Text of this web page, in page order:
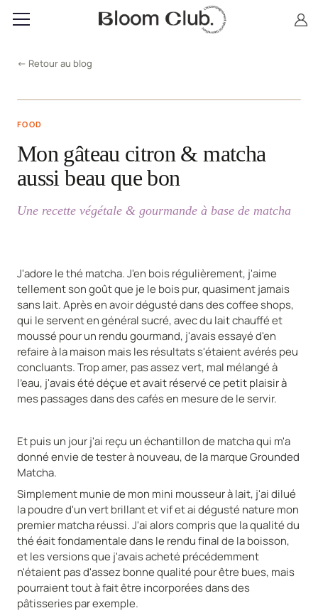
← Retour au blog
FOOD
Mon gâteau citron & matcha
aussi beau que bon
Une recette végétale & gourmande à base de matcha
J'adore le thé matcha. J'en bois régulièrement, j'aime
tellement son goût que je le bois pur, quasiment jamais
sans lait. Après en avoir dégusté dans des coffee shops,
qui le servent en général sucré, avec du lait chauffé et
moussé pour un rendu gourmand, j'avais essayé d'en
refaire à la maison mais les résultats s'étaient avérés peu
concluants. Trop amer, pas assez vert, mal mélangé à
l'eau, j'avais été déçue et avait réservé ce petit plaisir à
mes passages dans des cafés en mesure de le servir.
Et puis un jour j'ai reçu un échantillon de matcha qui m'a
donné envie de tester à nouveau, de la marqueGrounded
Matcha.
Simplement munie de mon mini mousseur à lait, j'ai dilué
la poudre d'un vert brillant et vif et ai dégusté nature mon
premier matcha réussi. J'ai alors compris que la qualité du
thé éait fondamentale dans le rendu final de la boisson,
et les versions que j'avais acheté précédemment
n'étaient pas d'assez bonne qualité pour être bues, mais
pourraient tout à fait être incorporées dans des
pâtisseries par exemple.